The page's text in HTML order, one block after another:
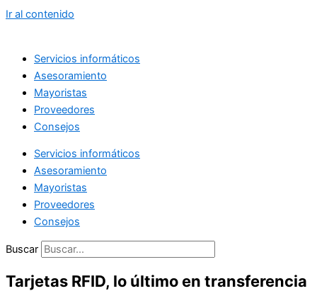
Ir al contenido
Servicios informáticos
Asesoramiento
Mayoristas
Proveedores
Consejos
Servicios informáticos
Asesoramiento
Mayoristas
Proveedores
Consejos
Buscar
Tarjetas RFID, lo último en transferencia